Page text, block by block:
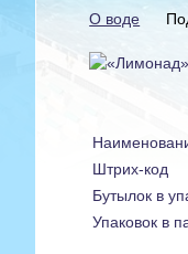
О воде
Штрих-код
Бутылок в
Упаковок в